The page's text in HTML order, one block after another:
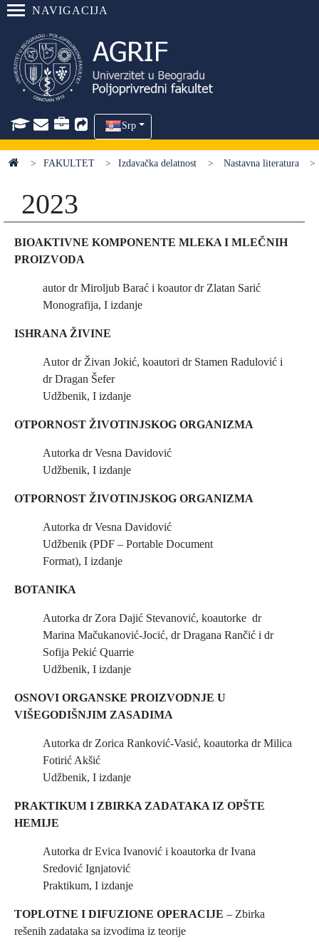
NAVIGACIJA
Srp
FAKULTET Izdavačka delatnost Nastavna literatura
2023
BIOAKTIVNE KOMPONENTE MLEKA I MLEČNIH
PROIZVODA
autor dr Miroljub Barać i koautor dr Zlatan Sarić
Monografija, I izdanje
ISHRANA ŽIVINE
Autor dr Živan Jokić, koautori dr Stamen Radulović i
dr Dragan Šefer
Udžbenik, I izdanje
OTPORNOST ŽIVOTINJSKOG ORGANIZMA
Autorka dr Vesna Davidović
Udžbenik, I izdanje
OTPORNOST ŽIVOTINJSKOG ORGANIZMA
Autorka dr Vesna Davidović
Udžbenik (PDF – Portable Document
Format), I izdanje
BOTANIKA
Autorka dr Zora Dajić Stevanović, koautorke dr
Marina Mačukanović-Jocić, dr Dragana Rančić i dr
Sofija Pekić Quarrie
Udžbenik, I izdanje
OSNOVI ORGANSKE PROIZVODNJE U
VIŠEGODIŠNJIM ZASADIMA
Autorka dr Zorica Ranković-Vasić, koautorka dr Milica
Fotirić Akšić
Udžbenik, I izdanje
PRAKTIKUM I ZBIRKA ZADATAKA IZ OPŠTE
HEMIJE
Autorka dr Evica Ivanović i koautorka dr Ivana
Sredović Ignjatović
Praktikum, I izdanje
TOPLOTNE I DIFUZIONE OPERACIJE – Zbirka
rešenih zadataka sa izvodima iz teorije